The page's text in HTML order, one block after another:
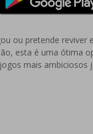
ou pretende reviver
esta é uma ótima
mais ambiciosos